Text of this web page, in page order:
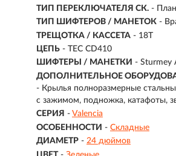
ТИП ПЕРЕКЛЮЧАТЕЛЯ СК. -
ТИП ШИФТЕРОВ / МАНЕТОК -
ТРЕЩОТКА / КАССЕТА - 18T
ЦЕПЬ - TEC CD410
ШИФТЕРЫ / МАНЕТКИ - Sturmey
ДОПОЛНИТЕЛЬНОЕ
- Крылья полноразмерные
с зажимом, подножка, катафоты,
СЕРИЯ - Valencia
ОСОБЕННОСТИ - Складные
ДИАМЕТР - 24 дюймов